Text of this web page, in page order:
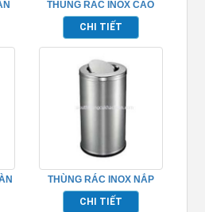
THÙNG RÁC INOX CAO
CẤP HÌNH CHỮ NHẬT
TPHM095
CHI TIẾT
THÙNG RÁC INOX NẮP
LẬT -TP692123
CHI TIẾT